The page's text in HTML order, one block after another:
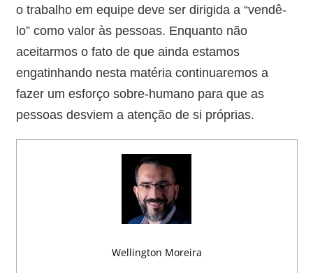
o trabalho em equipe deve ser dirigida a “vendê-
lo” como valor às pessoas. Enquanto não
aceitarmos o fato de que ainda estamos
engatinhando nesta matéria continuaremos a
fazer um esforço sobre-humano para que as
pessoas desviem a atenção de si próprias.
Wellington Moreira